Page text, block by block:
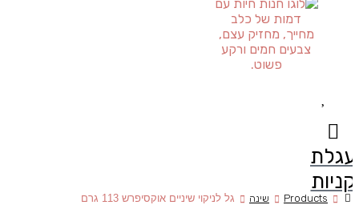
עגלת
קניות
Products שינה גל לניקוי שיניים אוקסיפרש 113 גרם